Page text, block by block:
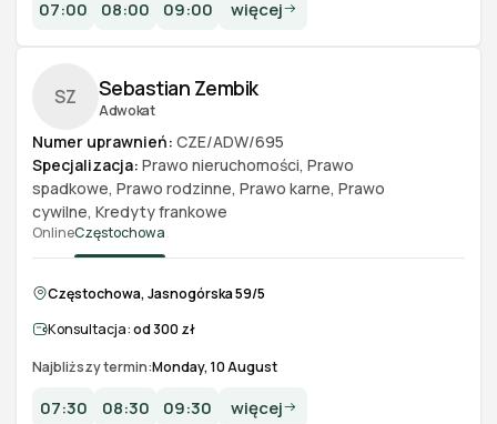
07:00 08:00 09:00 więcej
SZ
Adwokat
Sebastian Zembik
Numer uprawnień: CZE/ADW/695
Specjalizacja: Prawo nieruchomości, Prawo
spadkowe, Prawo rodzinne, Prawo karne, Prawo
cywilne, Kredyty frankowe
OnlineCzęstochowa
Częstochowa, Jasnogórska 59/5
Konsultacja:od 300 zł
Najbliższy termin:Monday, 10 August
07:30 08:30 09:30 więcej